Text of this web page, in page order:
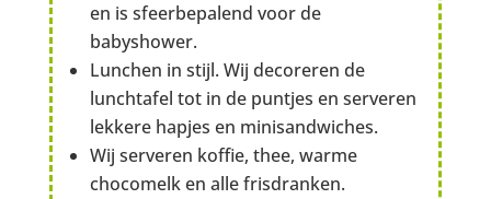
en is sfeerbepalend voor de
babyshower.
Lunchen in stijl. Wij decoreren de
lunchtafel tot in de puntjes en serveren
lekkere hapjes en minisandwiches.
Wij serveren koffie, thee, warme
chocomelk en alle frisdranken.